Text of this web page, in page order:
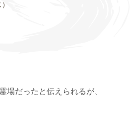
場だったと伝えられるが、